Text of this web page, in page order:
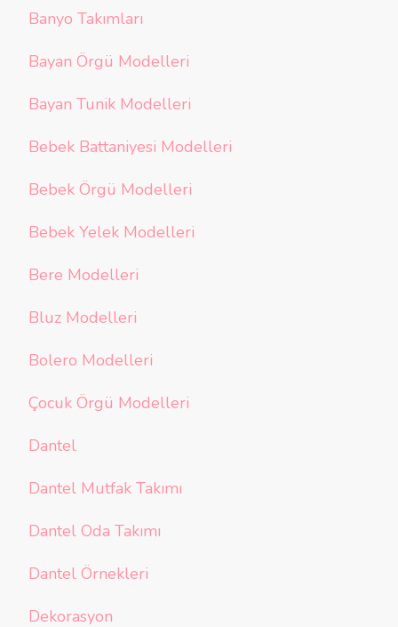
Banyo Takımları
Bayan Örgü Modelleri
Bayan Tunik Modelleri
Bebek Battaniyesi Modelleri
Bebek Örgü Modelleri
Bebek Yelek Modelleri
Bere Modelleri
Bluz Modelleri
Bolero Modelleri
Çocuk Örgü Modelleri
Dantel
Dantel Mutfak Takımı
Dantel Oda Takımı
Dantel Örnekleri
Dekorasyon